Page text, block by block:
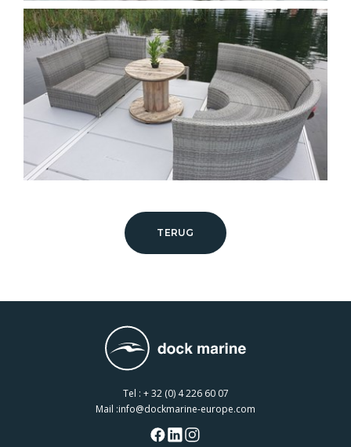
TERUG
Tel : + 32 (0) 4 226 60 07
Mail :info@dockmarine-europe.com